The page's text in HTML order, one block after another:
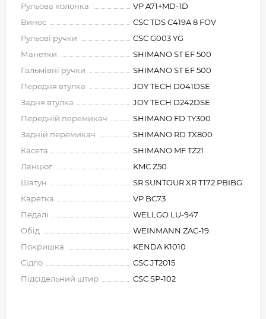
Рульова колонка
VP A71+MD-1D
Винос
CSC TDS C419A 8 FOV
Рульові ручки
CSC G003 YG
Манетки
SHIMANO ST EF 500
Гальмівні ручки
SHIMANO ST EF 500
Передня втулка
JOY TECH D041DSE
Задня втулка
JOY TECH D242DSE
Передній перемикач
SHIMANO FD TY300
Задній перемикач
SHIMANO RD TX800
Касета
SHIMANO MF TZ21
Ланцюг
KMC Z50
Шатун
SR SUNTOUR XR T172 PBIBG
Каретка
VP BC73
Педалі
WELLGO LU-947
Обід
WEINMANN ZAC-19
Покришка
KENDA K1010
Сідло
CSC JT2015
Підсідельний штир
CSC SP-102